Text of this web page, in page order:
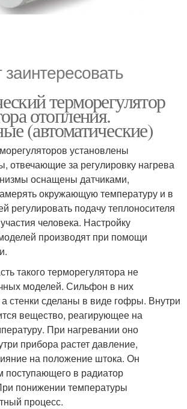
терморегулятор
отопления.
(автоматические)
установлены
отвечающие за регулировку нагрева
оснащены датчиками,
окружающую температуру и в
регулировать подачу теплоносителя
человека. Настройку
производят при помощи
такого терморегулятора не
моделей. Сильфон в них
стенки сделаны в виде гофры. Внутри
вещество, реагирующее на
При нагревании оно
прибора растет давление,
на положение штока. Он
поступающего в радиатор
понижении температуры
процесс.